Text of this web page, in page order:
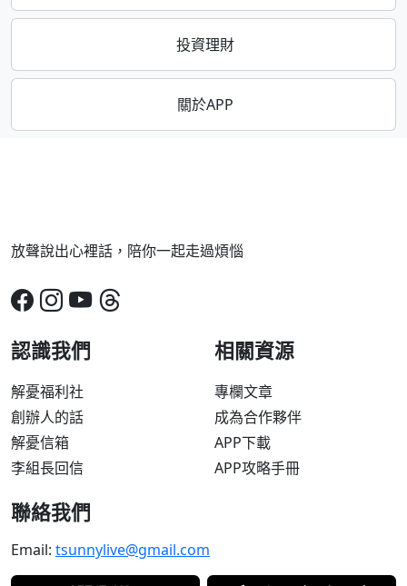
投資理財
關於APP
放聲說出心裡話，陪你一起走過煩惱
認識我們
解憂福利社
創辦人的話
解憂信箱
李組長回信
相關資源
專欄文章
成為合作夥伴
APP下載
APP攻略手冊
聯絡我們
Email: tsunnylive@gmail.com